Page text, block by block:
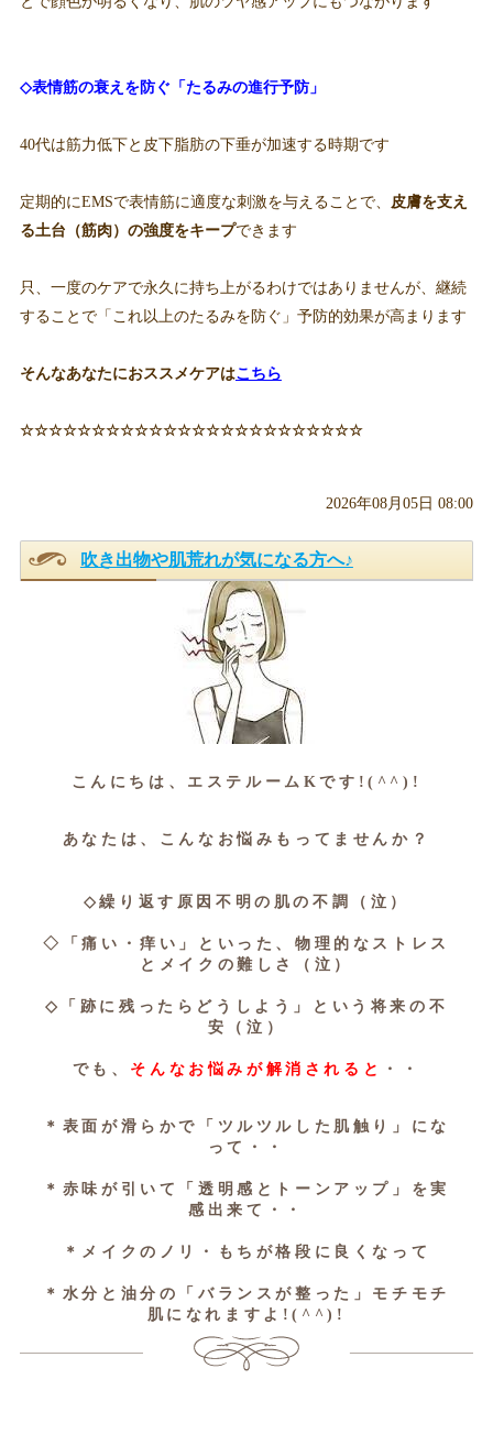
◇表情筋の衰えを防ぐ「たるみの進行予防」
40代は筋力低下と皮下脂肪の下垂が加速する時期です
定期的にEMSで表情筋に適度な刺激を与えることで、 皮膚を支え
る土台（筋肉）の強度をキープできます
只、一度のケアで永久に持ち上がるわけではありませんが、継続
することで「これ以上のたるみを防ぐ」予防的効果が高まります
そんなあなたにおススメケアはこちら
☆☆☆☆☆☆☆☆☆☆☆☆☆☆☆☆☆☆☆☆☆☆☆☆
2026年08月05日 08:00
吹き出物や肌荒れが気になる方へ♪
こんにちは、エステルームKです!(^^)!
あなたは、こんなお悩みもってませんか？
◇繰り返す原因不明の肌の不調（泣）
◇「痛い・痒い」といった、物理的なストレス
とメイクの難しさ（泣）
◇「跡に残ったらどうしよう」という将来の不
安（泣）
でも、 そんなお悩みが解消されると ・・
＊表面が滑らかで「ツルツルした肌触り」にな
って・・
＊赤味が引いて「透明感とトーンアップ」を実
感出来て・・
＊メイクのノリ・もちが格段に良くなって
＊水分と油分の「バランスが整った」モチモチ
肌になれますよ!(^^)!